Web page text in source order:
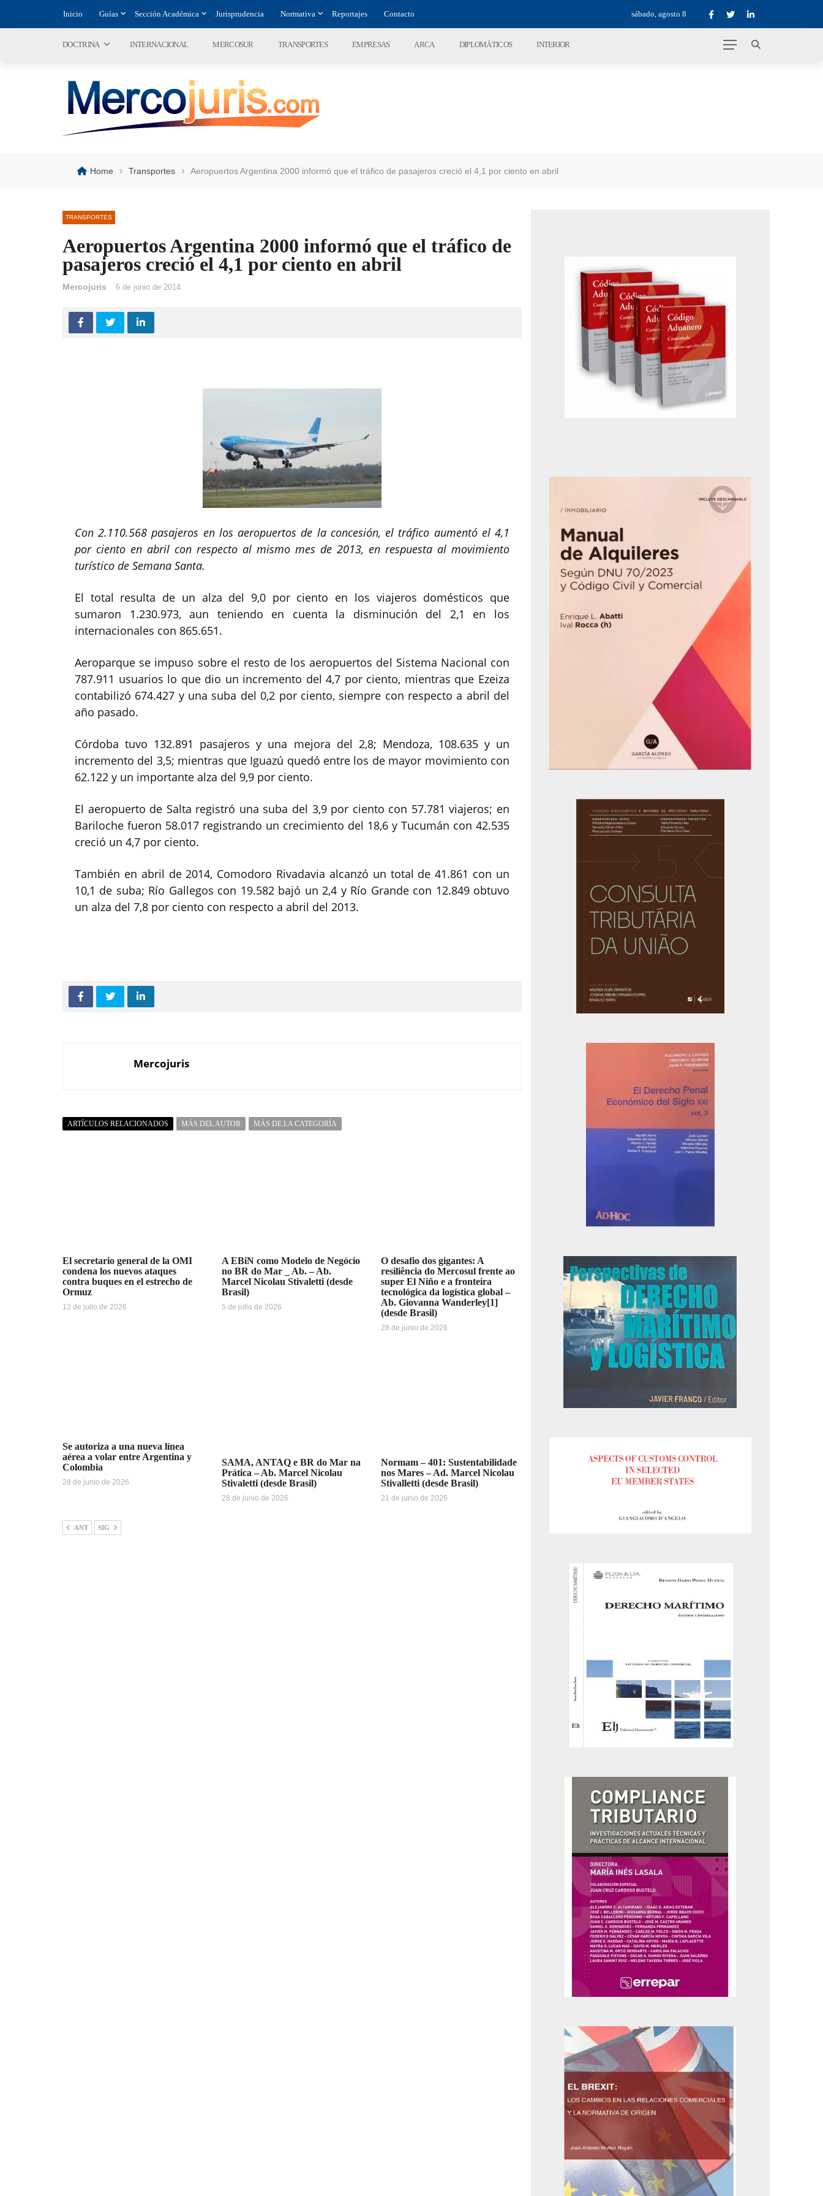
Inicio Guías Sección Académica Jurisprudencia Normativa Reportajes Contacto sábado, agosto 8
DOCTRINA INTERNACIONAL MERCOSUR TRANSPORTES EMPRESAS ARCA DIPLOMÁTICOS INTERIOR
Home › Transportes › Aeropuertos Argentina 2000 informó que el tráfico de pasajeros creció el 4,1 por ciento en abril
TRANSPORTES
Aeropuertos Argentina 2000 informó que el tráfico de
pasajeros creció el 4,1 por ciento en abril
Mercojuris 6 de junio de 2014
Con 2.110.568 pasajeros en los aeropuertos de la concesión, el tráfico aumentó el 4,1
por ciento en abril con respecto al mismo mes de 2013, en respuesta al movimiento
turístico de Semana Santa.
El total resulta de un alza del 9,0 por ciento en los viajeros domésticos que
sumaron 1.230.973, aun teniendo en cuenta la disminución del 2,1 en los
internacionales con 865.651.
Aeroparque se impuso sobre el resto de los aeropuertos del Sistema Nacional con
787.911 usuarios lo que dio un incremento del 4,7 por ciento, mientras que Ezeiza
contabilizó 674.427 y una suba del 0,2 por ciento, siempre con respecto a abril del
año pasado.
Córdoba tuvo 132.891 pasajeros y una mejora del 2,8; Mendoza, 108.635 y un
incremento del 3,5; mientras que Iguazú quedó entre los de mayor movimiento con
62.122 y un importante alza del 9,9 por ciento.
El aeropuerto de Salta registró una suba del 3,9 por ciento con 57.781 viajeros; en
Bariloche fueron 58.017 registrando un crecimiento del 18,6 y Tucumán con 42.535
creció un 4,7 por ciento.
También en abril de 2014, Comodoro Rivadavia alcanzó un total de 41.861 con un
10,1 de suba; Río Gallegos con 19.582 bajó un 2,4 y Río Grande con 12.849 obtuvo
un alza del 7,8 por ciento con respecto a abril del 2013.
Mercojuris
ARTÍCULOS RELACIONADOS MÁS DEL AUTOR MÁS DE LA CATEGORÍA
El secretario general de la OMI
condena los nuevos ataques
contra buques en el estrecho de
Ormuz
12 de julio de 2026
A EBiN como Modelo de Negócio
no BR do Mar _ Ab. – Ab.
Marcel Nicolau Stivaletti (desde
Brasil)
5 de julio de 2026
O desafio dos gigantes: A
resiliência do Mercosul frente ao
super El Niño e a fronteira
tecnológica da logística global –
Ab. Giovanna Wanderley[1]
(desde Brasil)
28 de junio de 2026
Se autoriza a una nueva línea
aérea a volar entre Argentina y
Colombia
28 de junio de 2026
SAMA, ANTAQ e BR do Mar na
Prática – Ab. Marcel Nicolau
Stivaletti (desde Brasil)
28 de junio de 2026
Normam – 401: Sustentabilidade
nos Mares – Ad. Marcel Nicolau
Stivalletti (desde Brasil)
21 de junio de 2026
ANT SIG